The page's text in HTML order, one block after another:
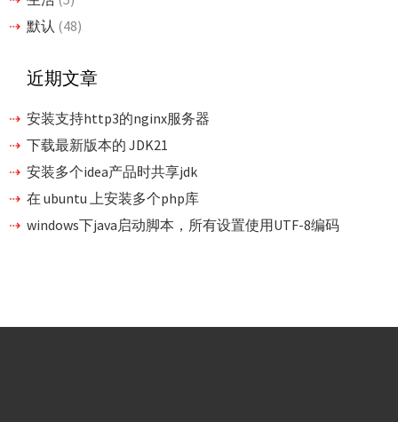
默认 (48)
近期文章
安装支持http3的nginx服务器
下载最新版本的 JDK21
安装多个idea产品时共享jdk
在 ubuntu 上安装多个php库
windows下java启动脚本，所有设置使用UTF-8编码